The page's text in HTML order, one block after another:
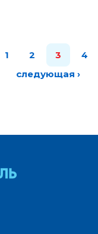
1 2 3
4
следующая ›